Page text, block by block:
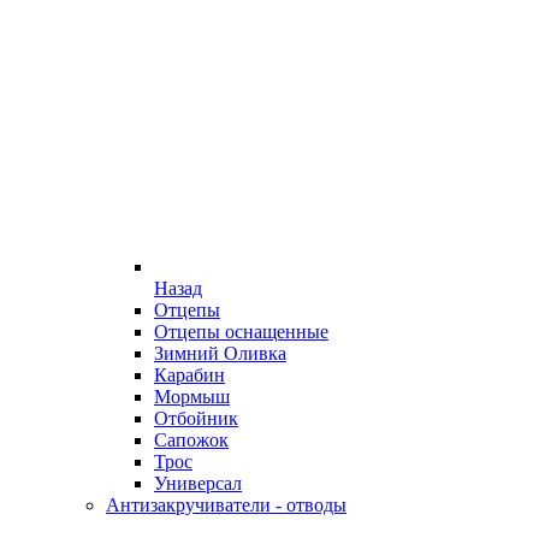
Назад
Отцепы
Отцепы оснащенные
Зимний Оливка
Карабин
Мормыш
Отбойник
Сапожок
Трос
Универсал
Антизакручиватели - отводы